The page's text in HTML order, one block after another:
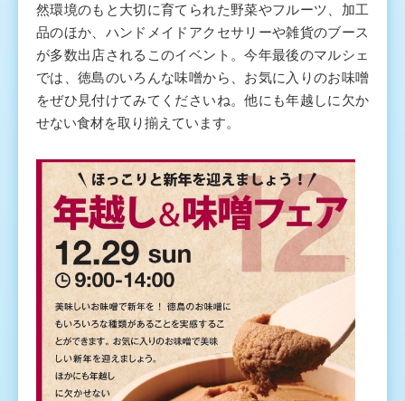
然環境のもと大切に育てられた野菜やフルーツ、加工
品のほか、ハンドメイドアクセサリーや雑貨のブース
が多数出店されるこのイベント。今年最後のマルシェ
では、徳島のいろんな味噌から、お気に入りのお味噌
をぜひ見付けてみてくださいね。他にも年越しに欠か
せない食材を取り揃えています。